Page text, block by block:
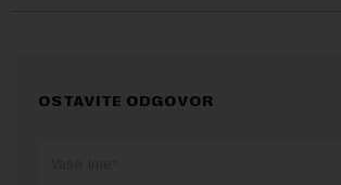
OSTAVITE ODGOVOR